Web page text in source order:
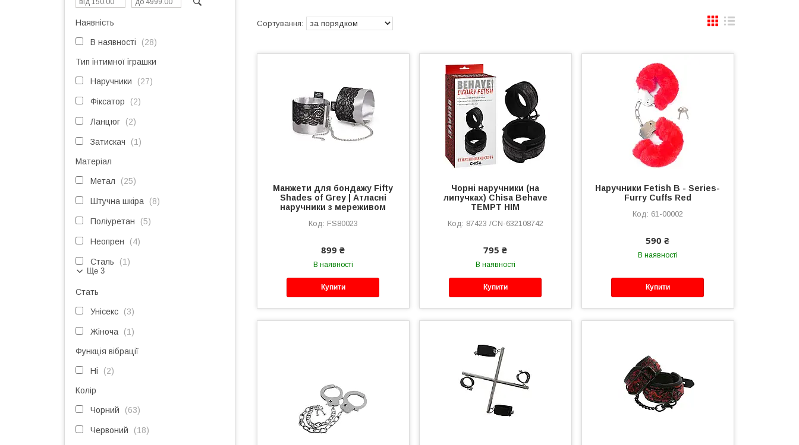
Манжети для бондажу Fifty
Shades of Grey | Атласні
наручники з мереживом
FS80023
899 ₴
В наявності
Купити
Чорні наручники (на
липучках) Chisa Behave
TEMPT HIM
87423 /CN-632108742
795 ₴
В наявності
Купити
Наручники Fetish B - Series-
Furry Cuffs Red
61-00002
590 ₴
В наявності
Купити
Наявність
В наявності 28
Тип інтимної іграшки
Наручники 27
Фіксатор 2
Ланцюг 2
Затискач 1
Матеріал
Метал 25
Штучна шкіра 8
Поліуретан 5
Неопрен 4
Сталь 1
Ще 3
Стать
Унісекс 3
Жіноча 1
Функція вібрації
Ні 2
Колір
Чорний 63
Червоний 18